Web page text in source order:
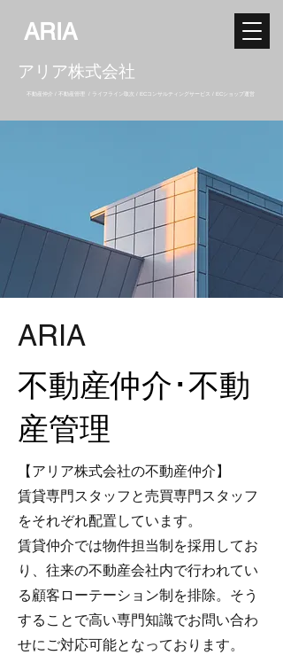
ARIA
​アリア株式会社
不動産仲介 / 不動産管理 / ライフライン取次 / ECコンサルティングサービス / ECショップ運営
​ARIA
不動産仲介･不動
産管理
【アリア株式会社の不動産仲介】
賃貸専門スタッフと売買専門スタッフ
をそれぞれ配置しています。
賃貸仲介では物件担当制を採用してお
り、往来の不動産会社内で行われてい
る顧客ローテーション制を排除。そう
することで高い専門知識でお問い合わ
せにご対応可能となっております。